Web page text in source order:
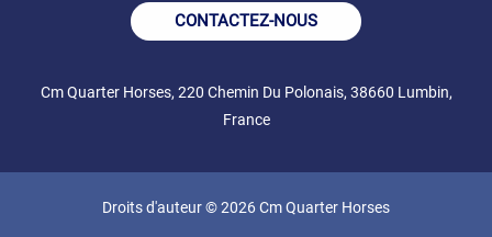
CONTACTEZ-NOUS
Cm Quarter Horses, 220 Chemin Du Polonais, 38660 Lumbin,
France
Droits d'auteur © 2026 Cm Quarter Horses